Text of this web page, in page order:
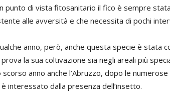
punto di vista fitosanitario il fico è sempre
alle avversità e che necessita di pochi
anno, però, anche questa specie è stata
la sua coltivazione sia negli areali più
scorso anno anche l’Abruzzo, dopo le
interessato dalla presenza dell’insetto.